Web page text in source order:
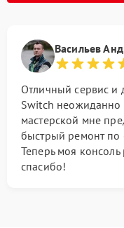
Васильев
Отличный сервис
Switch неожиданно
мастерской мне
быстрый ремонт по
Теперь моя
спасибо!